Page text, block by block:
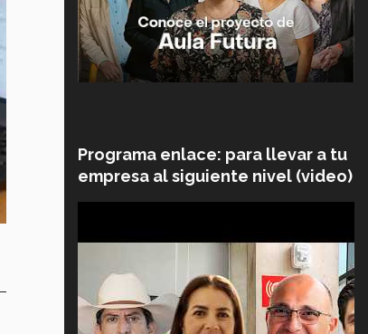
Programa enlace: para llevar a tu
empresa al siguiente nivel (video)